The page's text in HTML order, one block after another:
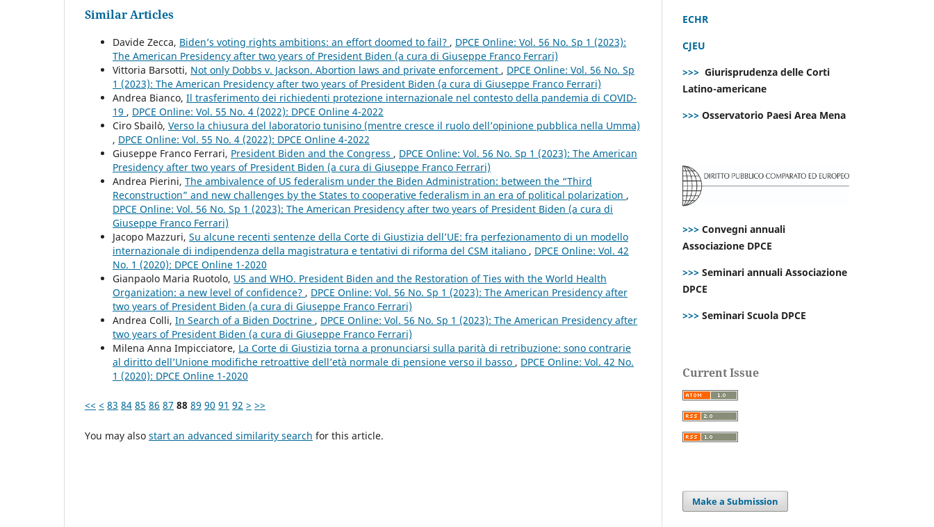
Similar Articles
Davide Zecca, Biden’s voting rights ambitions: an effort doomed to fail? , DPCE Online: Vol. 56 No. Sp 1 (2023):
The American Presidency after two years of President Biden (a cura di Giuseppe Franco Ferrari)
Vittoria Barsotti, Not only Dobbs v. Jackson. Abortion laws and private enforcement , DPCE Online: Vol. 56 No. Sp
1 (2023): The American Presidency after two years of President Biden (a cura di Giuseppe Franco Ferrari)
Andrea Bianco, Il trasferimento dei richiedenti protezione internazionale nel contesto della pandemia di COVID-
19 , DPCE Online: Vol. 55 No. 4 (2022): DPCE Online 4-2022
Ciro Sbailò, Verso la chiusura del laboratorio tunisino (mentre cresce il ruolo dell’opinione pubblica nella Umma)
, DPCE Online: Vol. 55 No. 4 (2022): DPCE Online 4-2022
Giuseppe Franco Ferrari, President Biden and the Congress , DPCE Online: Vol. 56 No. Sp 1 (2023): The American
Presidency after two years of President Biden (a cura di Giuseppe Franco Ferrari)
Andrea Pierini, The ambivalence of US federalism under the Biden Administration: between the “Third
Reconstruction” and new challenges by the States to cooperative federalism in an era of political polarization ,
DPCE Online: Vol. 56 No. Sp 1 (2023): The American Presidency after two years of President Biden (a cura di
Giuseppe Franco Ferrari)
Jacopo Mazzuri, Su alcune recenti sentenze della Corte di Giustizia dell’UE: fra perfezionamento di un modello
internazionale di indipendenza della magistratura e tentativi di riforma del CSM italiano , DPCE Online: Vol. 42
No. 1 (2020): DPCE Online 1-2020
Gianpaolo Maria Ruotolo, US and WHO. President Biden and the Restoration of Ties with the World Health
Organization: a new level of confidence? , DPCE Online: Vol. 56 No. Sp 1 (2023): The American Presidency after
two years of President Biden (a cura di Giuseppe Franco Ferrari)
Andrea Colli, In Search of a Biden Doctrine , DPCE Online: Vol. 56 No. Sp 1 (2023): The American Presidency after
two years of President Biden (a cura di Giuseppe Franco Ferrari)
Milena Anna Impicciatore, La Corte di Giustizia torna a pronunciarsi sulla parità di retribuzione: sono contrarie
al diritto dell’Unione modifiche retroattive dell’età normale di pensione verso il basso , DPCE Online: Vol. 42 No.
1 (2020): DPCE Online 1-2020
<< < 83 84 85 86 87 88 89 90 91 92 > >>
You may also start an advanced similarity search for this article.
ECHR
CJEU
>>> Giurisprudenza delle Corti
Latino-americane
>>> Osservatorio Paesi Area Mena
>>> Convegni annuali
Associazione DPCE
>>> Seminari annuali Associazione
DPCE
>>> Seminari Scuola DPCE
Current Issue
Make a Submission